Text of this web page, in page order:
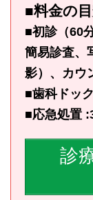
■料金の
■初診（60分
簡易診査、
影）、カウ
■歯科ドッ
■応急処置
診